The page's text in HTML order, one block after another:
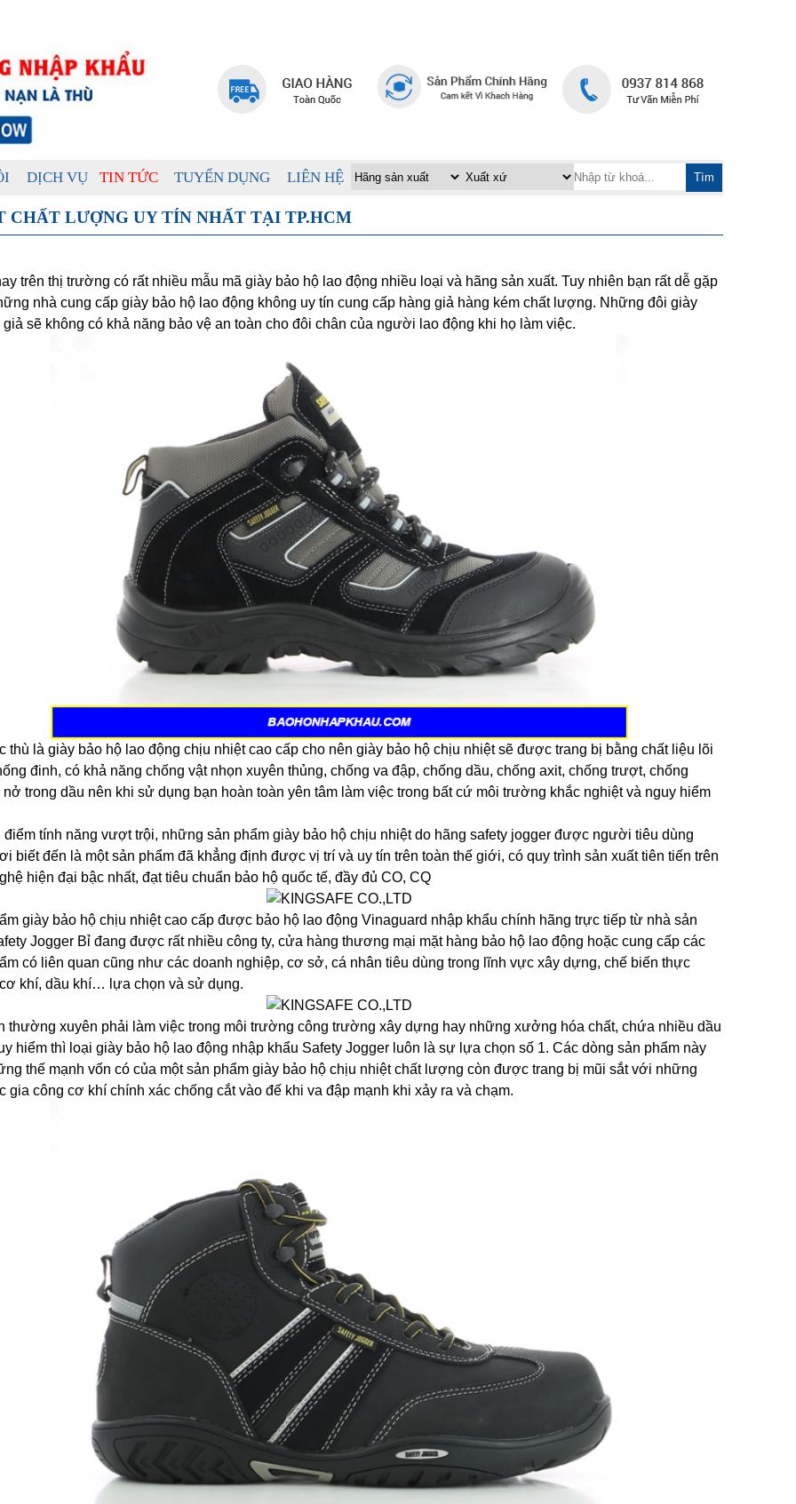
DỊCH VỤ TIN TỨC TUYỂN DỤNG LIÊN HỆ Tìm
LƯỢNG UY TÍN NHẤT TẠI TP.HCM
trên thị trường có rất nhiều mẫu mã giày bảo hộ lao động nhiều loại và hãng sản xuất. Tuy nhiên bạn rất dễ gặp
nhà cung cấp giày bảo hộ lao động không uy tín cung cấp hàng giả hàng kém chất lượng. Những đôi giày
giả sẽ không có khả năng bảo vệ an toàn cho đôi chân của người lao động khi họ làm việc.
thù là giày bảo hộ lao động chịu nhiệt cao cấp cho nên giày bảo hộ chịu nhiệt sẽ được trang bị bằng chất liệu lõi
đinh, có khả năng chống vật nhọn xuyên thủng, chống va đập, chống dầu, chống axit, chống trượt, chống
trong dầu nên khi sử dụng bạn hoàn toàn yên tâm làm việc trong bất cứ môi trường khắc nghiệt và nguy hiểm
tính năng vượt trội, những sản phẩm giày bảo hộ chịu nhiệt do hãng safety jogger được người tiêu dùng
biết đến là một sản phẩm đã khẳng định được vị trí và uy tín trên toàn thế giới, có quy trình sản xuất tiên tiến trên
hiện đại bậc nhất, đạt tiêu chuẩn bảo hộ quốc tế, đầy đủ CO, CQ
giày bảo hộ chịu nhiệt cao cấp được bảo hộ lao động Vinaguard nhập khẩu chính hãng trực tiếp từ nhà sản
Jogger Bỉ đang được rất nhiều công ty, cửa hàng thương mại mặt hàng bảo hộ lao động hoặc cung cấp các
có liên quan cũng như các doanh nghiệp, cơ sở, cá nhân tiêu dùng trong lĩnh vực xây dựng, chế biến thực
khí, dầu khí… lựa chọn và sử dụng.
thường xuyên phải làm việc trong môi trường công trường xây dựng hay những xưởng hóa chất, chứa nhiều dầu
hiểm thì loại giày bảo hộ lao động nhập khẩu Safety Jogger luôn là sự lựa chọn số 1. Các dòng sản phẩm này
thế mạnh vốn có của một sản phẩm giày bảo hộ chịu nhiệt chất lượng còn được trang bị mũi sắt với những
gia công cơ khí chính xác chống cắt vào đế khi va đập mạnh khi xảy ra và chạm.